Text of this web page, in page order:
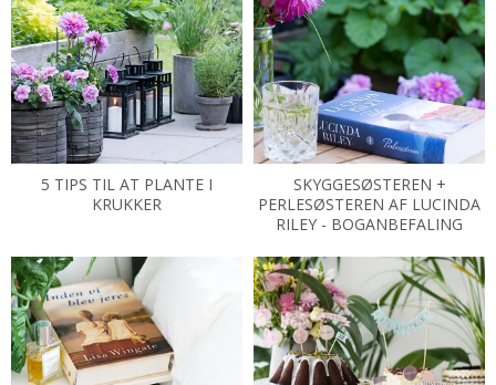
5 TIPS TIL AT PLANTE I
KRUKKER
SKYGGESØSTEREN +
PERLESØSTEREN AF LUCINDA
RILEY - BOGANBEFALING